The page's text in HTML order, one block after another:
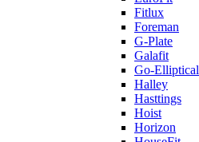
Fitlux
Foreman
G-Plate
Galafit
Go-Elliptical
Halley
Hasttings
Hoist
Horizon